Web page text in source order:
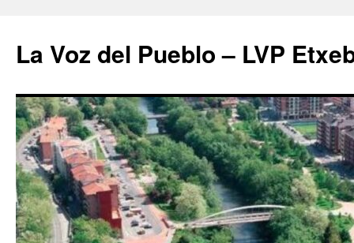
contenido
La Voz del Pueblo – LVP